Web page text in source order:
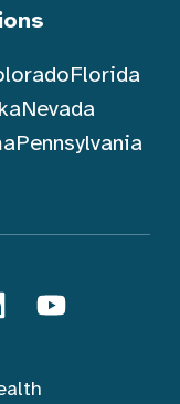
Florida
Nevada
Pennsylvania
YouTube